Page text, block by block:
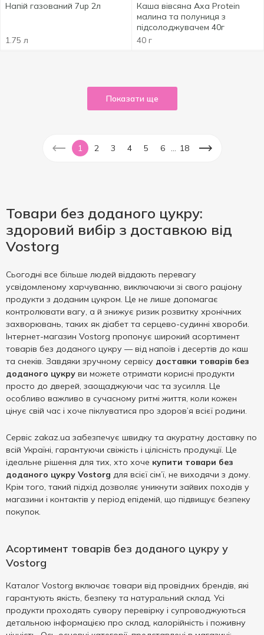
Напій газований 7up 2л
1.75 л
Каша вівсяна Аха Protein
малина та полуниця з
підсолоджувачем 40г
40 г
Показати ще
1 2 3 4 5 6 18
Товари без доданого цукру:
здоровий вибір з доставкою від
Vostorg
Сьогодні все більше людей віддають перевагу
усвідомленому харчуванню, виключаючи зі свого раціону
продукти з доданим цукром. Це не лише допомагає
контролювати вагу, а й знижує ризик розвитку хронічних
захворювань, таких як діабет та серцево-судинні хвороби.
Інтернет-магазин Vostorg пропонує широкий асортимент
товарів без доданого цукру — від напоїв і десертів до каш
та снеків. Завдяки зручному сервісу доставки товарів без
доданого цукру ви можете отримати корисні продукти
просто до дверей, заощаджуючи час та зусилля. Це
особливо важливо в сучасному ритмі життя, коли кожен
цінує свій час і хоче піклуватися про здоров’я всієї родини.
Сервіс zakaz.ua забезпечує швидку та акуратну доставку по
всій Україні, гарантуючи свіжість і цілісність продукції. Це
ідеальне рішення для тих, хто хоче купити товари без
доданого цукру Vostorg для всієї сім’ї, не виходячи з дому.
Крім того, такий підхід дозволяє уникнути зайвих походів у
магазини і контактів у період епідемій, що підвищує безпеку
покупок.
Асортимент товарів без доданого цукру у
Vostorg
Каталог Vostorg включає товари від провідних брендів, які
гарантують якість, безпеку та натуральний склад. Усі
продукти проходять сувору перевірку і супроводжуються
детальною інформацією про склад, калорійність і поживну